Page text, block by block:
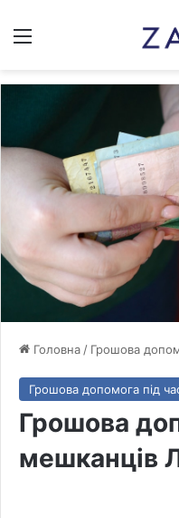
Меню
Головна / Грошова
Грошова допомога під
Грошова
мешканців